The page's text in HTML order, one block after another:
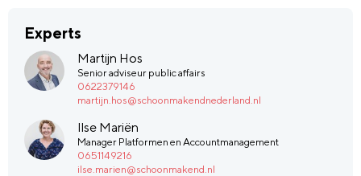
Experts
Martijn Hos
Senior adviseur public affairs
0622379146
martijn.hos@schoonmakendnederland.nl
Ilse Mariën
Manager Platformen en Accountmanagement
0651149216
ilse.marien@schoonmakend.nl